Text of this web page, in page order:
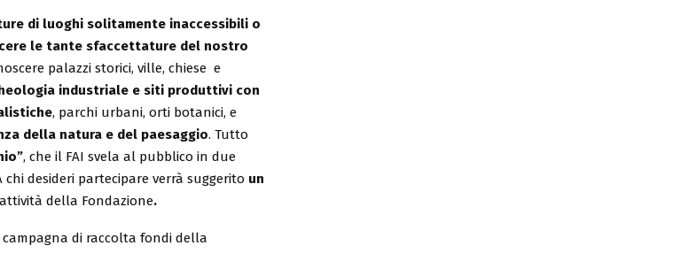
di luoghi solitamente inaccessibili o
le tante sfaccettature del nostro
palazzi storici, ville, chiese e
industriale e siti produttivi con
, parchi urbani, orti botanici, e
della natura e del paesaggio. Tutto
, che il FAI svela al pubblico in due
chi desideri partecipare verrà suggerito un
della Fondazione.
di raccolta fondi della